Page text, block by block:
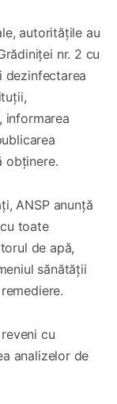
autoritățile au
nr. 2 cu
dezinfectarea
informarea
obținere.
ANSP anunță
toate
de apă,
sănătății
cu
analizelor de